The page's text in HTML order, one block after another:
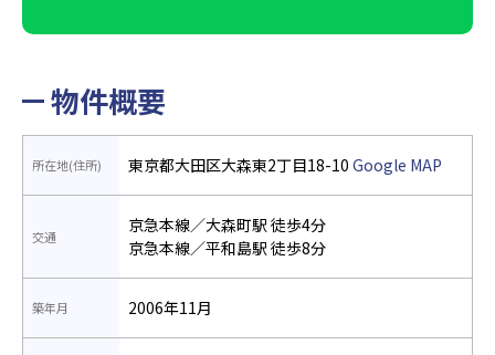
物件概要
所在地(住所) 東京都大田区大森東2丁目18-10 Google MAP
交通
京急本線／大森町駅 徒歩4分
京急本線／平和島駅 徒歩8分
築年月 2006年11月